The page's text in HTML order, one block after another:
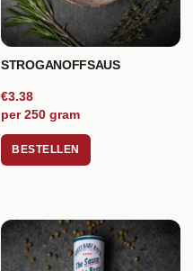
STROGANOFFSAUS
€3.38
per 250 gram
BESTELLEN